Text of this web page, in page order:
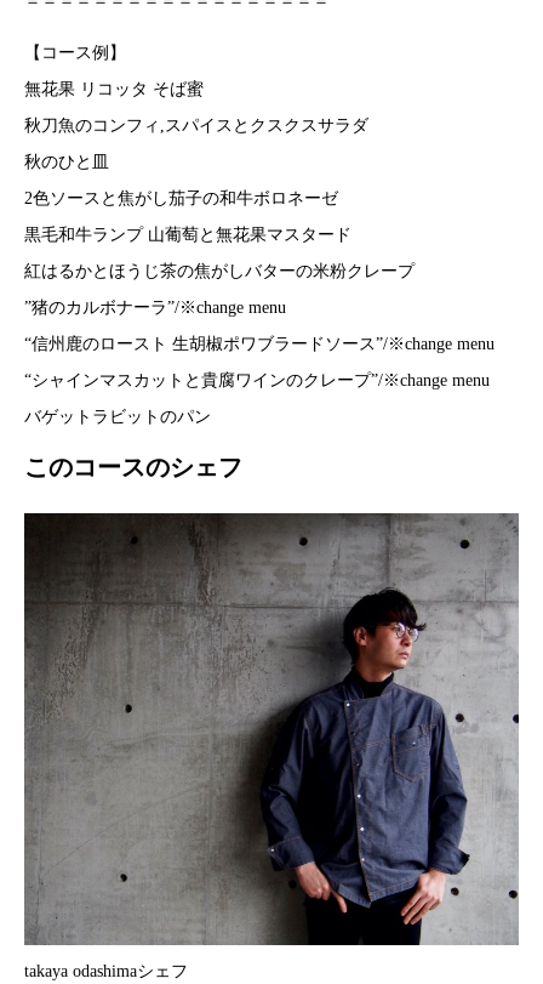
【コース例】
無花果 リコッタ そば蜜
秋刀魚のコンフィ,スパイスとクスクスサラダ
秋のひと皿
2色ソースと焦がし茄子の和牛ボロネーゼ
黒毛和牛ランプ 山葡萄と無花果マスタード
紅はるかとほうじ茶の焦がしバターの米粉クレープ
”猪のカルボナーラ”/※change menu
“信州鹿のロースト 生胡椒ポワブラードソース”/※change menu
“シャインマスカットと貴腐ワインのクレープ”/※change menu
バゲットラビットのパン
このコースのシェフ
takaya odashimaシェフ